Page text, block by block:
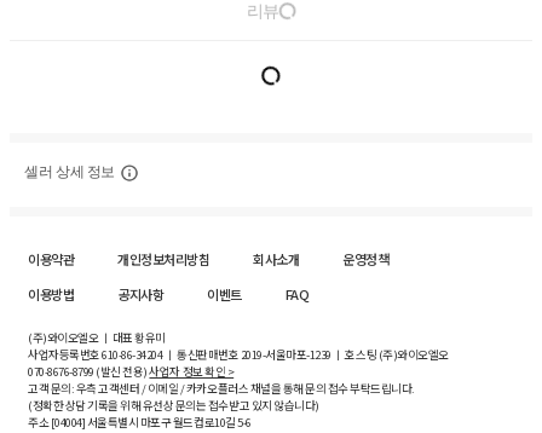
리뷰
셀러 상세 정보
이용약관 개인정보처리방침 회사소개
운영정책
이용방법
공지사항 이벤트 FAQ
(주)와이오엘오 ㅣ 대표 황유미
사업자등록번호610-86-34204ㅣ 통신판매번호 2019-서울마포-1239 ㅣ 호스팅 (주)와이오엘오
070-8676-8799 (발신 전용)사업자 정보 확인 >
고객 문의: 우측 고객센터 / 이메일 / 카카오플러스 채널을 통해 문의 접수 부탁드립니다.
(정확한 상담 기록을 위해 유선상 문의는 접수받고 있지 않습니다)
주소 [04004] 서울특별시 마포구 월드컵로10길5-6